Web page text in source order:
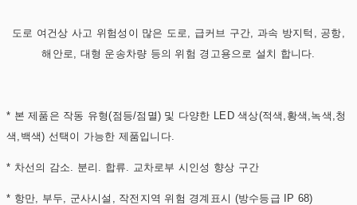
도로 여건상 사고 위험성이 많은 도로, 급커브 구간, 과속 방지턱, 공항,
해안로, 대형 운송차량 등의 위험 경고용으로 설치 합니다.
* 본 제품은 작동 유형(점등/점멸) 및 다양한 LED 색상(적색,황색,녹색,청
색,백색) 선택이 가능한 제품입니다.
* 차선의 감소. 분리. 합류. 교차로부 시인성 향상 구간
* 항만, 부두, 군사시설, 작전지역 위험 경계표시 (방수등급 IP 68)